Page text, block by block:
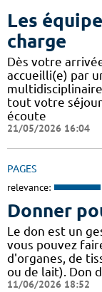
Les
charge
Dès votre
accueilli(e) par
tout votre
écoute
21/05/2026 16:04
PAGES
relevance:
Donner
Le don est un
vous pouvez
d'organes, de
ou de lait). Don
11/06/2026 18:52